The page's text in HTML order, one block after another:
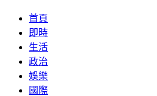
首頁
即時
生活
政治
娛樂
國際